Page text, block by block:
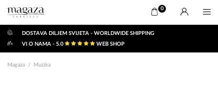
0
DOSTAVA DILJEM SVIJETA - WORLDWIDE SHIPPING
VI O NAMA - 5.0
WEB SHOP
Magaza Muzika